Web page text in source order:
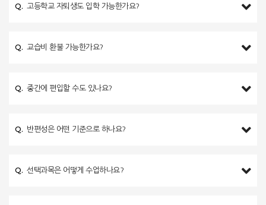
Q. 고등학교 자퇴생도 입학 가능한가요?
Q. 교습비 환불 가능한가요?
Q. 중간에 편입할 수도 있나요?
Q. 반편성은 어떤 기준으로 하나요?
Q. 선택과목은 어떻게 수업하나요?